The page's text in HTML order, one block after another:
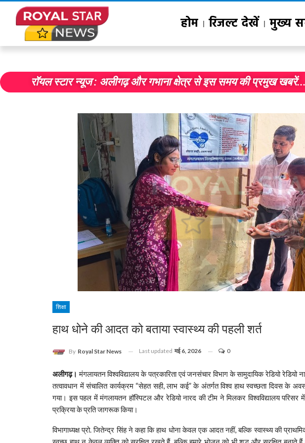
होम रिजल्ट देखें मुख्य
रॉयल स्टार न्यूज : अलीगढ़ और गभाना क्षेत्र से इस समय की प्रमुख खबरें...
जैव प्रौद्योगिकी से सतत विकास
शिक्षा
हाथ धोने की आदत को बताया स्वास्थ्य की पहली शर्त
By Royal Star News Last updated मई 6, 2026 0
अलीगढ़। मंगलायतन विश्वविद्यालय के पत्रकारिता एवं जनसंचार विभाग के सामुदायिक रेडियो
तत्वावधान में संचालित कार्यक्रम “सेहत सही, लाभ कई” के अंतर्गत विश्व हाथ स्वच्छता दिवस के
गया। इस पहल में मंगलायतन हॉस्पिटल और रेडियो नारद की टीम ने मिलकर विश्वविद्यालय परिसर
प्रक्रिया के प्रति जागरूक किया।
विभागाध्यक्ष प्रो. जितेन्द्र सिंह ने कहा कि हाथ धोना केवल एक आदत नहीं, बल्कि स्वास्थ्य की